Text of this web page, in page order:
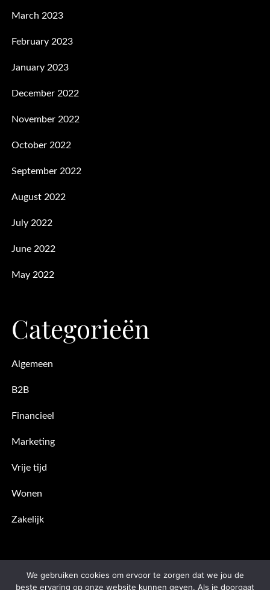
March 2023
February 2023
January 2023
December 2022
November 2022
October 2022
September 2022
August 2022
July 2022
June 2022
May 2022
Categorieën
Algemeen
B2B
Financieel
Marketing
Vrije tijd
Wonen
Zakelijk
We gebruiken cookies om ervoor te zorgen dat we jou de
beste ervaring op onze website kunnen geven. Als je doorgaat